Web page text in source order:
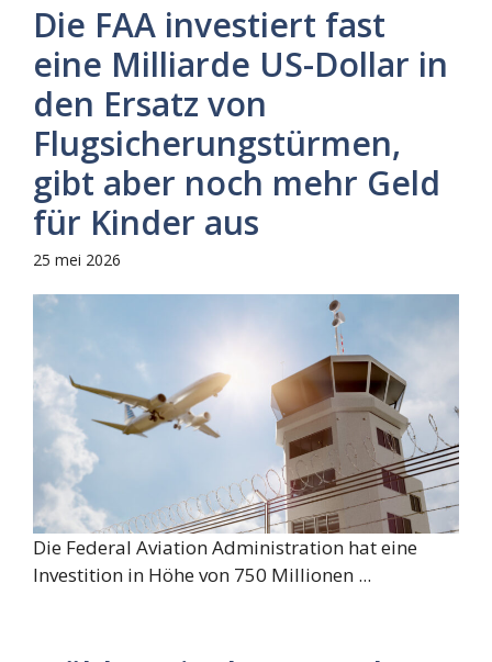
Die FAA investiert fast
eine Milliarde US-Dollar in
den Ersatz von
Flugsicherungstürmen,
gibt aber noch mehr Geld
für Kinder aus
25 mei 2026
Die Federal Aviation Administration hat eine
Investition in Höhe von 750 Millionen ...